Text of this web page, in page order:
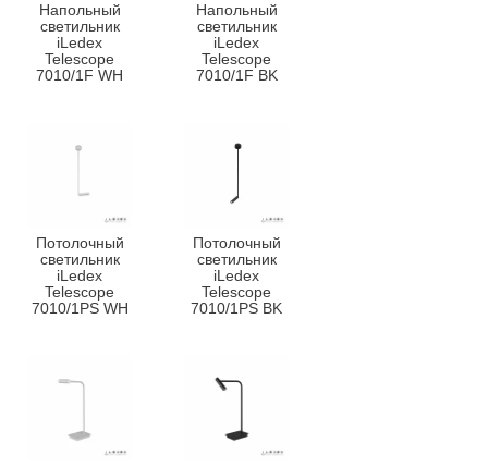
Напольный
светильник
iLedex
Telescope
7010/1F WH
Напольный
светильник
iLedex
Telescope
7010/1F BK
Потолочный
светильник
iLedex
Telescope
7010/1PS WH
Потолочный
светильник
iLedex
Telescope
7010/1PS BK